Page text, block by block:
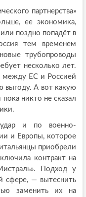
партнерства»
ее экономика,
поздно попадёт в
тем временем
трубопроводы
несколько лет.
между ЕС и Россией
выгоду. А вот какую
никто не сказал
удар и по военно-
и Европы, которое
приобрели
контракт на
Подход у
сфере, — вытеснить
заменить их на